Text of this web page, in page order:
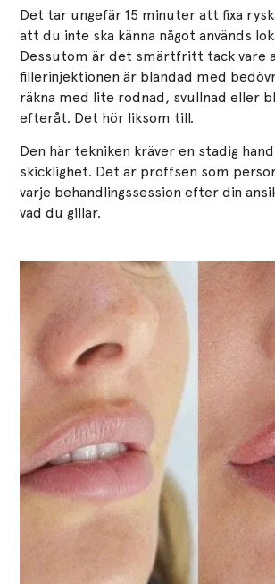
Det tar ungefär 15 minuter att fixa
att du inte ska känna något används
Dessutom är det smärtfritt tack vare
fillerinjektionen är blandad med
räkna med lite rodnad, svullnad eller
efteråt. Det hör liksom till.
Den här tekniken kräver en stadig
skicklighet. Det är proffsen som
varje behandlingssession efter din
vad du gillar.